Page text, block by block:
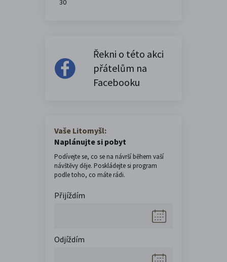
30
Řekni o této akci
přátelům na
Facebooku
Vaše Litomyšl:
Naplánujte si pobyt
Podívejte se, co se na návrší během vaší
návštěvy děje. Poskládejte si program
podle toho, co máte rádi.
Přijíždím
Odjíždím